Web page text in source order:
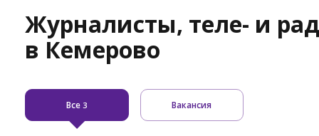
Журналисты, теле- и
в Кемерово
Все3 Вакансия